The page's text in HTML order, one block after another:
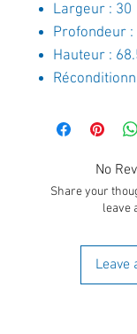
Largeur : 30
Profondeur :
Hauteur :
No
Share your
leave
Leave